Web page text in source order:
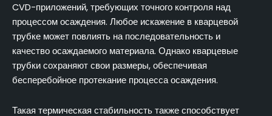
CVD-приложений, требующих точного контроля над
процессом осаждения. Любое искажение в кварцевой
трубке может повлиять на последовательность и
качество осаждаемого материала. Однако кварцевые
трубки сохраняют свои размеры, обеспечивая
бесперебойное протекание процесса осаждения.
Такая термическая стабильность также способствует